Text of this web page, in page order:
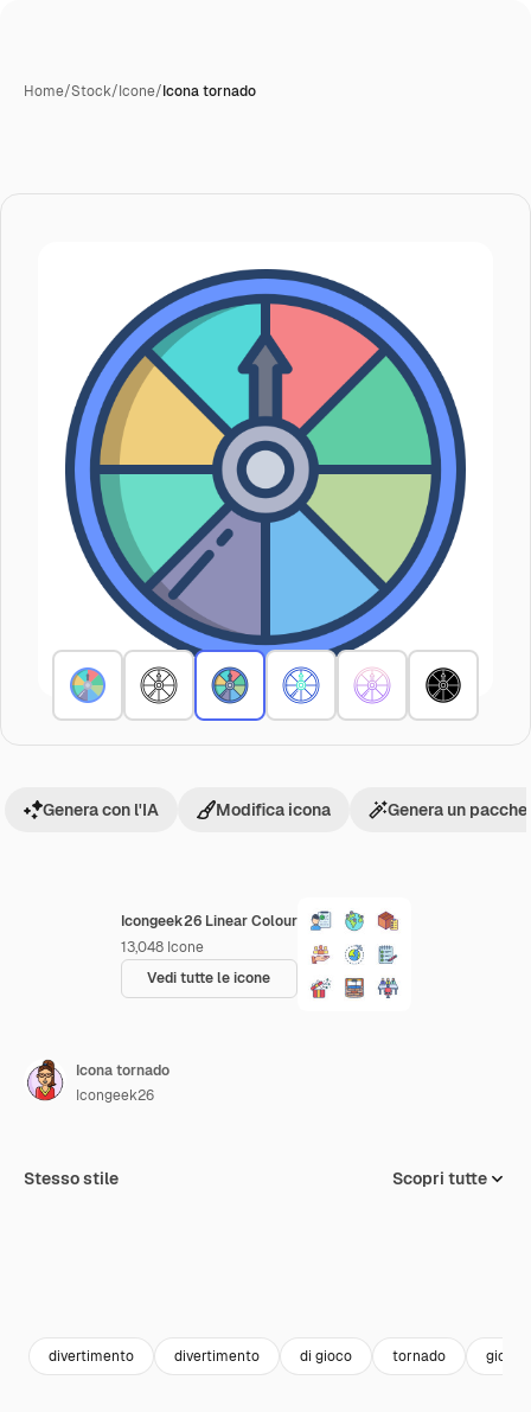
Home/Stock/Icone/Icona tornado
Icongeek26 Linear Colour
13,048 Icone
Vedi tutte le icone
Genera con l'IA Modifica icona Genera un
Icona tornado
Icongeek26
Stesso stile Scopri tutte
divertimento divertimento di gioco tornado giochi